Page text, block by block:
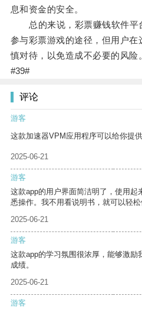
息和资金的安全。
总的来说，彩票赚钱软件平
参与彩票游戏的途径，但用户
慎对待，以免造成不必要的风险。
#39#
评论
游客
这款加速器VPM应用程序可以给你提
2025-06-21
游客
这款app的用户界面简洁明了，使用
悉操作。我不用看说明书，就可以轻松
2025-06-21
游客
这款app的学习氛围很浓厚，能够激励
成绩。
2025-06-21
游客